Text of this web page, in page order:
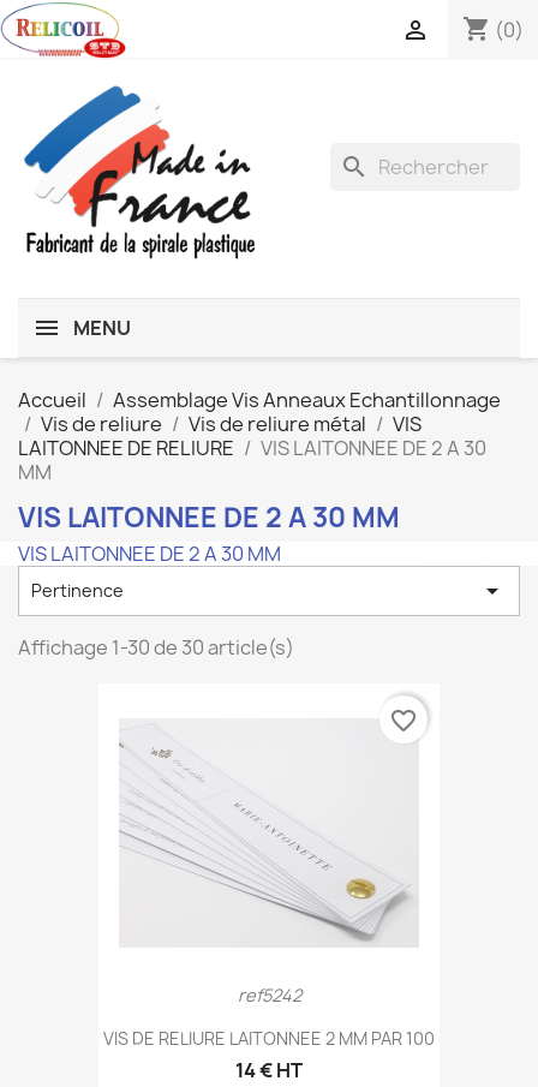
shopping_cart (0)

search
MENU
Accueil
Assemblage Vis Anneaux Echantillonnage
Vis de reliure
Vis de reliure métal
VIS
LAITONNEE DE RELIURE
VIS LAITONNEE DE 2 A 30
MM
VIS LAITONNEE DE 2 A 30 MM
VIS LAITONNEE DE 2 A 30 MM
Pertinence 
Affichage 1-30 de 30 article(s)
ref5242
VIS DE RELIURE LAITONNEE 2 MM PAR 100
14 € HT
favorite_border